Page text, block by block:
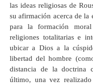
las ideas religiosas de
su afirmación acerca de la
para la formación
religiones totalitarias e
ubicar a Dios a la
libertad del hombre
distancia de la doctrina
último, una vez